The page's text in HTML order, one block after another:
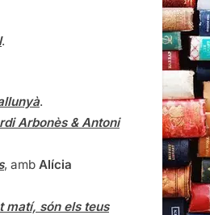
.
.
Arbonès & Antoni
, amb Alícia
matí, són els teus